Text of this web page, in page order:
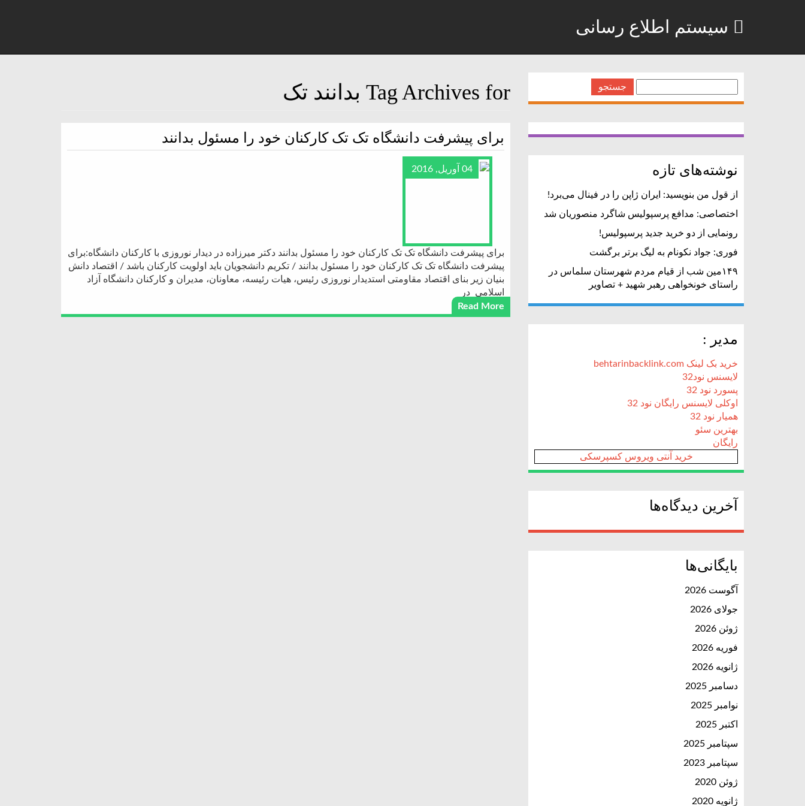
سیستم اطلاع رسانی
Tag Archives for بدانند تک
برای پیشرفت دانشگاه تک تک کارکنان خود را مسئول بدانند
04 آوریل, 2016
برای پیشرفت دانشگاه تک تک کارکنان خود را مسئول بدانند دکتر میرزاده در دیدار نوروزی با کارکنان دانشگاه:برای
پیشرفت دانشگاه تک تک کارکنان خود را مسئول بدانند / تکریم دانشجویان باید اولویت کارکنان باشد / اقتصاد دانش
بنیان زیر بنای اقتصاد مقاومتی استدیدار نوروزی رئیس، هیات رئیسه، معاونان، مدیران و کارکنان دانشگاه آزاد
اسلامی در
Read More
نوشته‌های تازه
از قول من بنویسید: ایران ژاپن را در فینال می‌برد!
اختصاصی: مدافع پرسپولیس شاگرد منصوریان شد
رونمایی از دو خرید جدید پرسپولیس!
فوری: جواد نکونام به لیگ برتر برگشت
۱۴۹مین شب از قیام مردم شهرستان سلماس در
راستای خونخواهی رهبر شهید + تصاویر
مدیر :
خرید بک لینک behtarinbacklink.com
لایسنس نود32
پسورد نود 32
اوکلی لایسنس رایگان نود 32
همیار نود 32
بهترین سئو
رایگان
خرید آنتی ویروس کسپرسکی
آخرین دیدگاه‌ها
بایگانی‌ها
آگوست 2026
جولای 2026
ژوئن 2026
فوریه 2026
ژانویه 2026
دسامبر 2025
نوامبر 2025
اکتبر 2025
سپتامبر 2025
سپتامبر 2023
ژوئن 2020
ژانویه 2020